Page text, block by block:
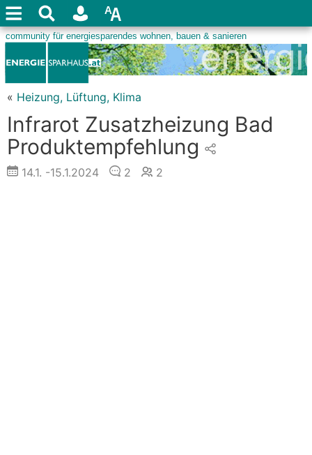
« Heizung, Lüftung, Klima
Infrarot Zusatzheizung Bad
Produktempfehlung
14.1. -15.1.2024 2 2